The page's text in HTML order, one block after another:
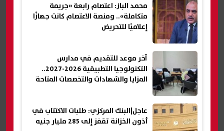
محمد الباز: اعتصام رابعة «جريمة
متكاملة».. ومنصة الاعتصام كانت جهازًا
إعلاميًا للتحريض
آخر موعد للتقديم في مدارس
التكنولوجيا التطبيقية 2026-2027..
المزايا والشهادات والتخصصات المتاحة
عاجل|البنك المركزي: طلبات الاكتتاب في
أذون الخزانة تقفز إلى 285 مليار جنيه